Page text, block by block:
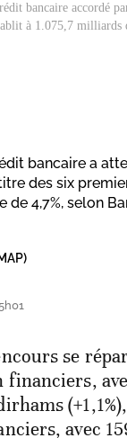
bancaire accordé
à 1.075,7
bancaire a
des six
de 4,7%, selon
se
financiers,
avec